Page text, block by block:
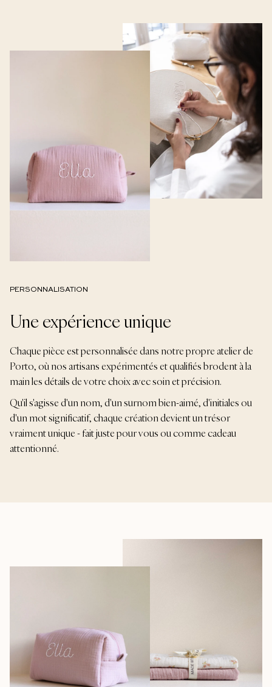
PERSONNALISATION
Une expérience unique
Chaque pièce est personnalisée dans notre propre atelier de
Porto, où nos artisans expérimentés et qualifiés brodent à la
main les détails de votre choix avec soin et précision.
Qu'il s'agisse d'un nom, d'un surnom bien-aimé, d'initiales ou
d'un mot significatif, chaque création devient un trésor
vraiment unique - fait juste pour vous ou comme cadeau
attentionné.